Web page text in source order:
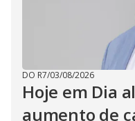
DO R7/03/08/2026
Hoje em Dia
aumento de